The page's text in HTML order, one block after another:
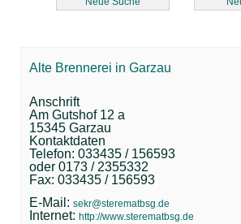
Alte Brennerei in Garzau
Anschrift
Am Gutshof 12 a
15345 Garzau
Kontaktdaten
Telefon: 033435 / 156593
oder 0173 / 2355332
Fax: 033435 / 156593
E-Mail: sekr@sterematbsg.de
Internet: http://www.sterematbsg.de